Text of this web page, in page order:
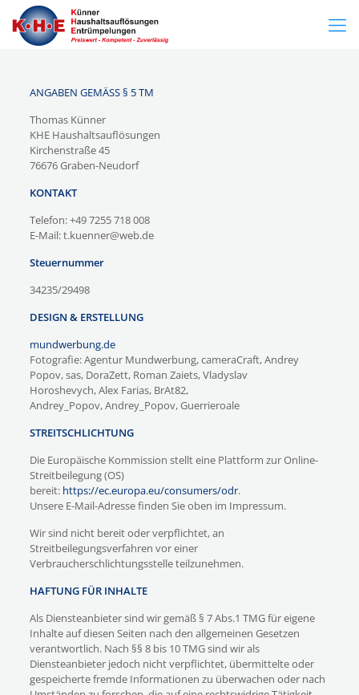
ANGABEN GEMÄSS § 5 TM
Thomas Künner
KHE Haushaltsauflösungen
Kirchenstraße 45
76676 Graben-Neudorf
KONTAKT
Telefon: +49 7255 718 008
E-Mail: t.kuenner@web.de
Steuernummer
34235/29498
DESIGN & ERSTELLUNG
mundwerbung.de
Fotografie: Agentur Mundwerbung, cameraCraft, Andrey
Popov, sas, DoraZett, Roman Zaiets, Vladyslav
Horoshevych, Alex Farias, BrAt82,
Andrey_Popov, Andrey_Popov, Guerrieroale
STREITSCHLICHTUNG
Die Europäische Kommission stellt eine Plattform zur Online-
Streitbeilegung (OS)
bereit: https://ec.europa.eu/consumers/odr.
Unsere E-Mail-Adresse finden Sie oben im Impressum.
Wir sind nicht bereit oder verpflichtet, an
Streitbeilegungsverfahren vor einer
Verbraucherschlichtungsstelle teilzunehmen.
HAFTUNG FÜR INHALTE
Als Diensteanbieter sind wir gemäß § 7 Abs.1 TMG für eigene
Inhalte auf diesen Seiten nach den allgemeinen Gesetzen
verantwortlich. Nach §§ 8 bis 10 TMG sind wir als
Diensteanbieter jedoch nicht verpflichtet, übermittelte oder
gespeicherte fremde Informationen zu überwachen oder nach